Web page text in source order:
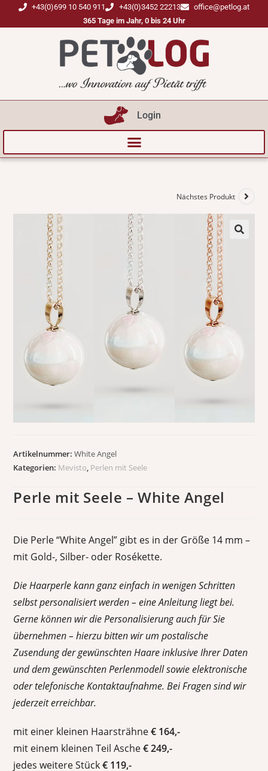
+43(0)699 10 540 911 +43(0)3452 22213
office@petlog.at
365 Tage im Jahr, 0 bis 24 Uhr
Login
Nächstes Produkt
Artikelnummer:White Angel
Kategorien: Mevisto, Perlen mit Seele
Perle mit Seele – White Angel
Die Perle “White Angel” gibt es in der Größe 14 mm –
mit Gold-, Silber- oder Rosékette.
Die Haarperle kann ganz einfach in wenigen Schritten
selbst personalisiert werden – eine Anleitung liegt bei.
Gerne können wir die Personalisierung auch für Sie
übernehmen – hierzu bitten wir um postalische
Zusendung der gewünschten Haare inklusive Ihrer Daten
und dem gewünschten Perlenmodell sowie elektronische
oder telefonische Kontaktaufnahme. Bei Fragen sind wir
jederzeit erreichbar.
mit einer kleinen Haarsträhne€ 164,-
mit einem kleinen Teil Asche€ 249,-
jedes weitere Stück€ 119,-